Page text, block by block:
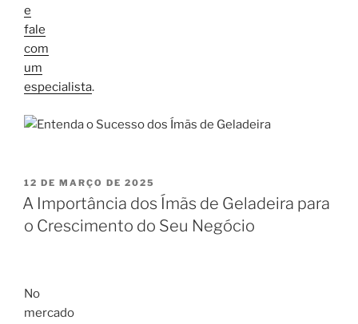
e
fale
com
um
especialista.
PUBLICADO
EM
12 DE MARÇO DE 2025
A Importância dos Ímãs de Geladeira para
o Crescimento do Seu Negócio
No
mercado